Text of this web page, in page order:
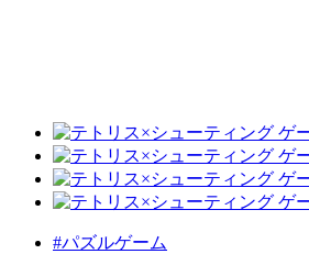
#パズルゲーム